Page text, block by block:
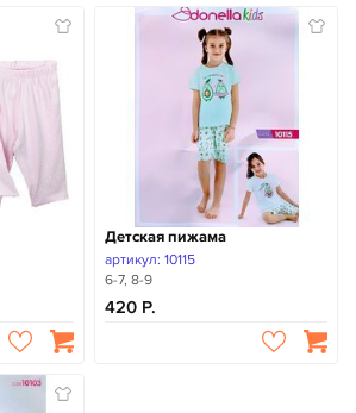
Детская пижама
артикул: 10115
6-7, 8-9
420